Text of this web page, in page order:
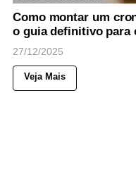
Como montar um
o guia definitivo para
27/12/2025
Veja Mais